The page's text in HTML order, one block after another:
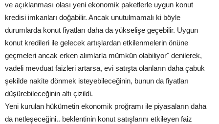
ve açıklanması olası yeni ekonomik paketlerle uygun konut
kredisi imkanları doğabilir. Ancak unutulmamalı ki böyle
durumlarda konut fiyatları daha da yükselişe geçebilir. Uygun
konut kredileri ile gelecek artışlardan etkilenmelerin önüne
geçmeleri ancak erken alımlarla mümkün olabiliyor" denilerek,
vadeli mevduat faizleri artarsa, evi satışta olanların daha çabuk
şekilde nakite dönmek isteyebileceğinin, bunun da fiyatları
düşürebileceğinin altı çizildi.
Yeni kurulan hükümetin ekonomik proğramı ile piyasaların daha
da netleşeceğini.. beklentinin konut satışlarını etkileyen faiz